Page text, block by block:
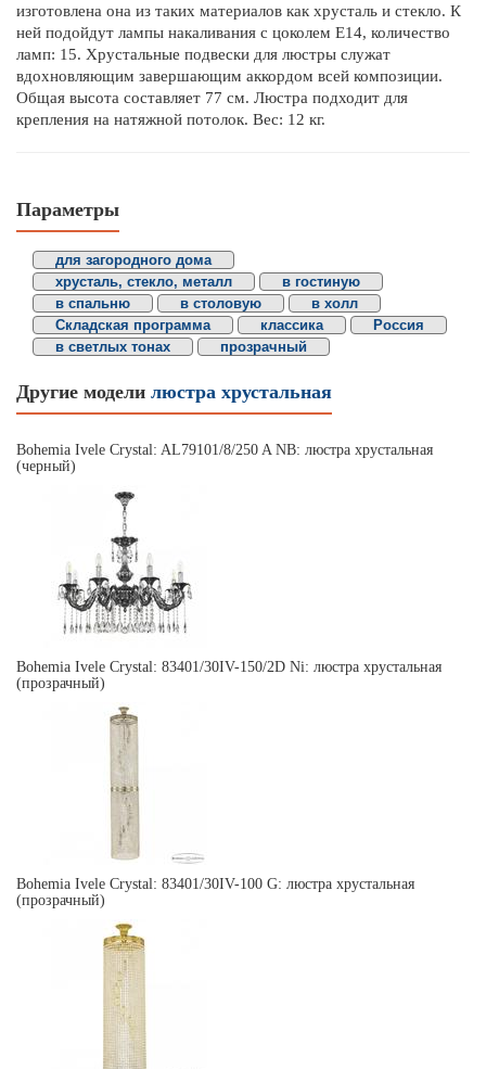
изготовлена она из таких материалов как хрусталь и стекло. К
ней подойдут лампы накаливания с цоколем E14, количество
ламп: 15. Хрустальные подвески для люстры служат
вдохновляющим завершающим аккордом всей композиции.
Общая высота составляет 77 см. Люстра подходит для
крепления на натяжной потолок. Вес: 12 кг.
Параметры
для загородного дома
хрусталь, стекло, металл
в гостиную
в спальню
в столовую
в холл
Складская программа
классика
Россия
в светлых тонах
прозрачный
Другие модели люстра хрустальная
Bohemia Ivele Crystal: AL79101/8/250 A NB: люстра хрустальная
(черный)
Bohemia Ivele Crystal: 83401/30IV-150/2D Ni: люстра хрустальная
(прозрачный)
Bohemia Ivele Crystal: 83401/30IV-100 G: люстра хрустальная
(прозрачный)